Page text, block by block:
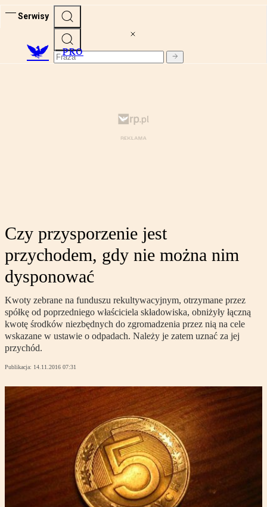
Serwisy
PRO
Czy przysporzenie jest
przychodem, gdy nie można nim
dysponować
Kwoty zebrane na funduszu rekultywacyjnym, otrzymane przez
spółkę od poprzedniego właściciela składowiska, obniżyły łączną
kwotę środków niezbędnych do zgromadzenia przez nią na cele
wskazane w ustawie o odpadach. Należy je zatem uznać za jej
przychód.
Publikacja: 14.11.2016 07:31